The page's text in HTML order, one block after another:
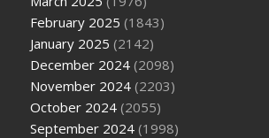
February 2025 (1843)
January 2025 (2142)
December 2024 (2098)
November 2024 (2203)
October 2024 (2055)
September 2024 (1998)